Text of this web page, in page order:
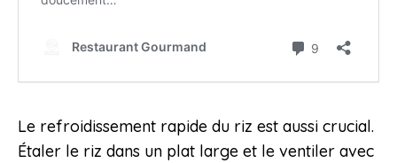
Le refroidissement rapide du riz est aussi crucial.
Étaler le riz dans un plat large et le ventiler avec